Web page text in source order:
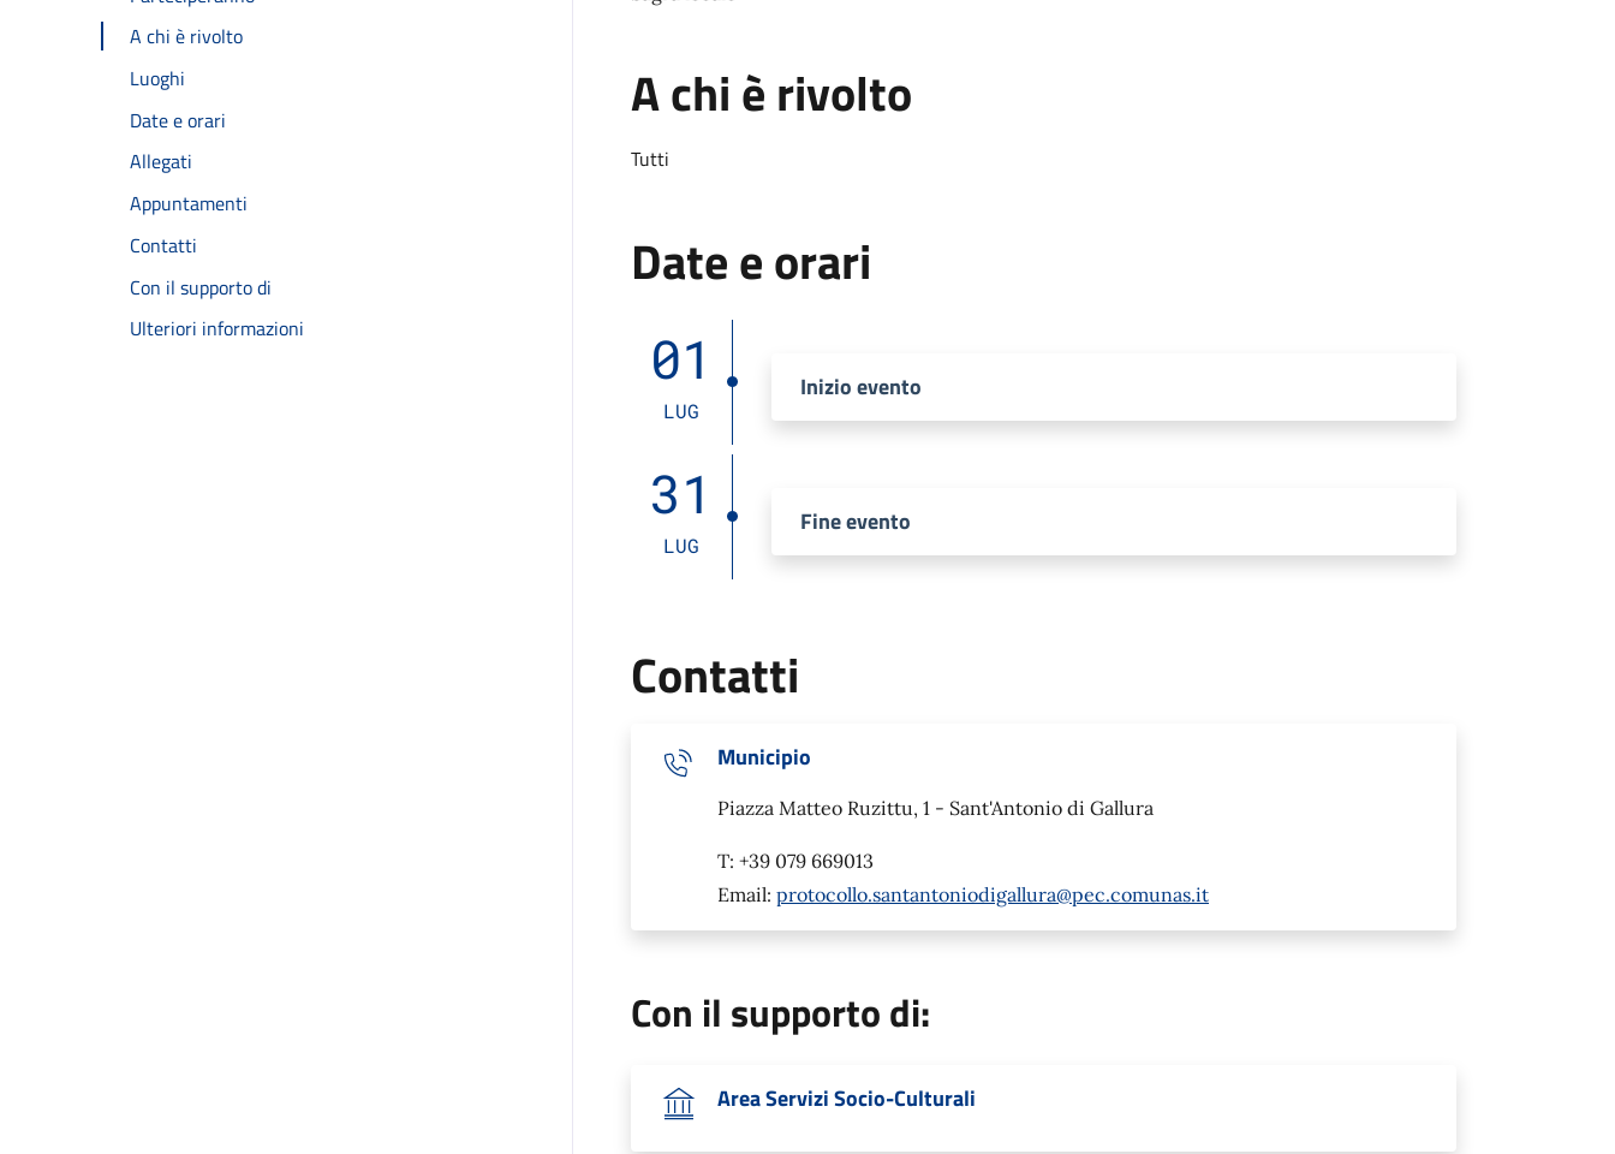
A chi è rivolto
Luoghi
Date e orari
Allegati
Appuntamenti
Contatti
Con il supporto di
Ulteriori informazioni
A chi è rivolto
Tutti
Date e orari
01
LUG
Inizio evento
31
LUG
Fine evento
Contatti
Municipio
Piazza Matteo Ruzittu, 1 - Sant'Antonio di Gallura
T: +39 079 669013
Email: protocollo.santantoniodigallura@pec.comunas.it
Con il supporto di:
Area Servizi Socio-Culturali